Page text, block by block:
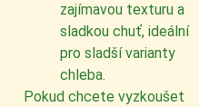
zajímavou texturu a
sladkou chuť, ideální
pro sladší varianty
chleba.
Pokud chcete vyzkoušet